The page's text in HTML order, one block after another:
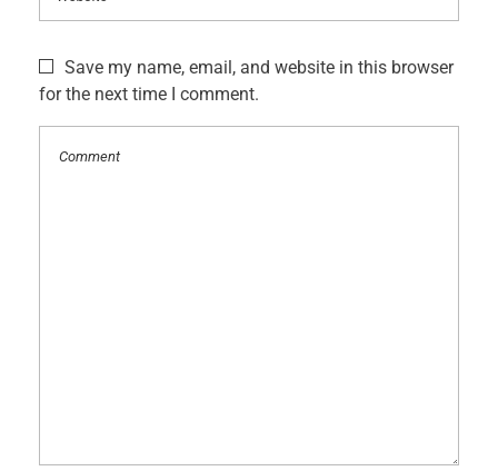
Save my name, email, and website in this browser
for the next time I comment.